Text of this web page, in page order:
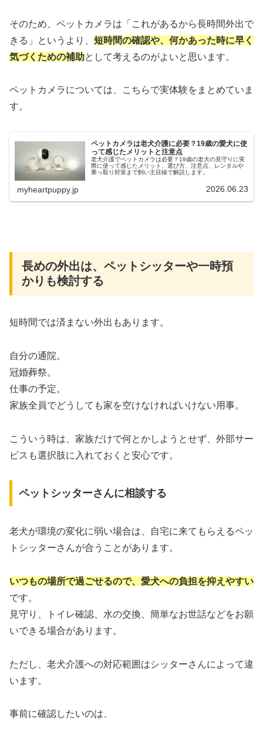
そのため、ペットカメラは「これがあるから長時間外出で
きる」というより、 短時間の確認や、何かあった時に早く
気づくための補助として考えるのがよいと思います。
ペットカメラについては、こちらで実体験をまとめていま
す。
ペットカメラは老犬介護に必要？19歳の愛犬に使
って感じたメリットと注意点
老犬介護でペットカメラは必要？19歳の老犬の見守りに実
際に使って感じたメリット、選び方、注意点、レンタルや
乗っ取り対策まで飼い主目線で解説します。
myheartpuppy.jp 2026.06.23
長めの外出は、ペットシッターや一時預
かりも検討する
短時間では済まない外出もあります。
自分の通院。
冠婚葬祭。
仕事の予定。
家族全員でどうしても家を空けなければいけない用事。
こういう時は、家族だけで何とかしようとせず、外部サー
ビスも選択肢に入れておくと安心です。
ペットシッターさんに相談する
老犬が環境の変化に弱い場合は、自宅に来てもらえるペッ
トシッターさんが合うことがあります。
いつもの場所で過ごせるので、愛犬への負担を抑えやすい
です。
見守り、トイレ確認、水の交換、簡単なお世話などをお願
いできる場合があります。
ただし、老犬介護への対応範囲はシッターさんによって違
います。
事前に確認したいのは、